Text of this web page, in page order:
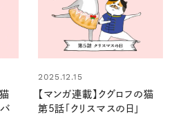
2025.12.15
【マンガ連載】クグロフの猫
第5話「クリスマスの日」